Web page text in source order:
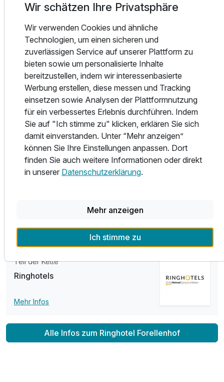
Zusatznächte
Für 5 Tage
möglich.
Vielseitige und abwechslungsreiche Arrangements von der
Kutschfahrt zum Naturschutzgebiet "Grundloser See mit
Moor" Bauernseminar, Brauereibesichtingung im
"Hünzinger Brauhaus", Fahrradverleih und vieles mehr.
Eine kleine Auszeit oder ein ganzer Urlaub mitten in der
Natur. Freuen Sie Sich auf gemütliche Zimmer mit
kostgenlosem W-Lan, oder erleben Sie die Umgebung mit
ihren Attraktionen und Sehenswürdigkeiten und verweilen
Sie in einer unserer Ferienwohnungen. Egal ob zu zweit
oder als Familie mit Kindern. Genießen Sie die
Gastfreundschaft und Herzlichkeit in angenehmer
Wir freuen uns auf Sie!
Herzlich willkommen im Ringhotel Forellenhof!
Teil der Kette
Ringhotels
Mehr Infos
Alle Infos zum Ringhotel Forellenhof
Wir schätzen Ihre Privatsphäre
Wir verwenden Cookies und ähnliche
Technologien, um einen sicheren und
zuverlässigen Service auf unserer Plattform zu
bieten sowie um personalisierte Inhalte
bereitzustellen, indem wir interessenbasierte
Werbung erstellen, diese messen und Tracking
einsetzen sowie Analysen der Plattformnutzung
für ein verbessertes Erlebnis durchführen. Indem
Sie auf "Ich stimme zu" klicken, erklären Sie sich
damit einverstanden. Unter “Mehr anzeigen”
können Sie Ihre Einstellungen anpassen. Dort
finden Sie auch weitere Informationen oder direkt
in unserer Datenschutzerklärung.
Mehr anzeigen
Ich stimme zu